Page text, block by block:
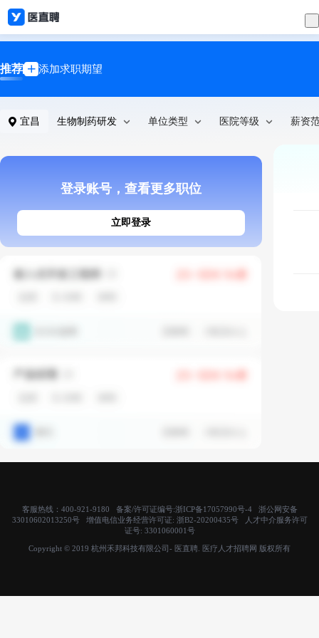
推荐 添加求职期望
宜昌 生物制药研发 单位类型 医院等级 薪资
登录账号，查看更多职位
立即登录
客服热线：400-921-9180 备案/许可证编号:浙ICP备17057990号-4浙公网安备
33010602013250号 增值电信业务经营许可证: 浙B2-20200435号人才中介服务许可
证号: 3301060001号
Copyright © 2019 杭州禾邦科技有限公司- 医直聘. 医疗人才招聘网 版权所有